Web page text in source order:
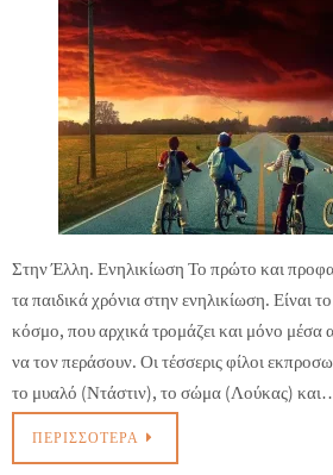
Στην Έλλη. Ενηλικίωση Το πρώτο και
τα παιδικά χρόνια στην ενηλικίωση. Είναι
κόσμο, που αρχικά τρομάζει και μόνο μέσα
να τον περάσουν. Οι τέσσερις φίλοι
το μυαλό (Ντάστιν), το σώμα (Λούκας)
ΠΕΡΙΣΣΌΤΕΡΑ